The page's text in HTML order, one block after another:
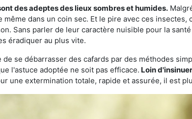
des adeptes des lieux sombres et humides.
même dans un coin sec. Et le pire avec ces
Sans parler de leur caractère nuisible pour la
éradiquer au plus vite.
de se débarrasser des cafards par des méthodes
l'astuce adoptée ne soit pas efficace. Loin
une extermination totale, rapide et assurée, il est